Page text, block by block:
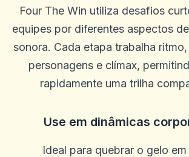
Four The Win utiliza desafios
equipes por diferentes aspectos
sonora. Cada etapa trabalha
personagens e clímax,
rapidamente uma trilha
Use em dinâmicas
Ideal para quebrar o gelo
Robert D.
2025-10-22 03:17:19
dinheiro! Parece que nunca consigo vencer